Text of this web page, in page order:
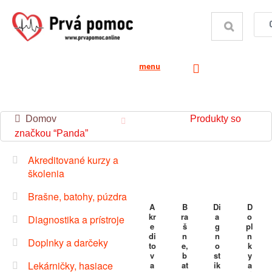
menu
Domov
Produkty so
značkou “Panda”
Akreditované kurzy a
školenia
Brašne, batohy, púzdra
Diagnostika a prístroje
Doplnky a darčeky
Lekárničky, hasiace
A
kr
e
di
to
v
a
B
ra
š
n
e,
b
at
Di
a
g
n
o
st
ik
D
o
pl
n
k
y
a